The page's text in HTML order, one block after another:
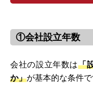
①会社設立年数
会社の設立年数は「
か」が基本的な条件で